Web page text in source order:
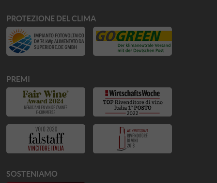
PROTEZIONE DEL CLIMA
PREMI
SOSTENIAMO